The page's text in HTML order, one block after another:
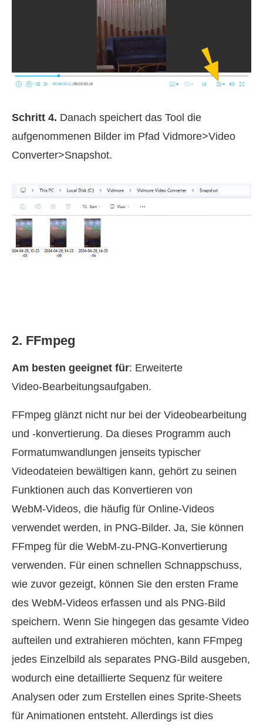
Schritt 4. Danach speichert das Tool die
aufgenommenen Bilder im Pfad Vidmore>Video
Converter>Snapshot.
2. FFmpeg
Am besten geeignet für: Erweiterte
Video‑Bearbeitungsaufgaben.
FFmpeg glänzt nicht nur bei der Videobearbeitung
und -konvertierung. Da dieses Programm auch
Formatumwandlungen jenseits typischer
Videodateien bewältigen kann, gehört zu seinen
Funktionen auch das Konvertieren von
WebM‑Videos, die häufig für Online‑Videos
verwendet werden, in PNG‑Bilder. Ja, Sie können
FFmpeg für die WebM‑zu‑PNG‑Konvertierung
verwenden. Für einen schnellen Schnappschuss,
wie zuvor gezeigt, können Sie den ersten Frame
des WebM‑Videos erfassen und als PNG‑Bild
speichern. Wenn Sie hingegen das gesamte Video
aufteilen und extrahieren möchten, kann FFmpeg
jedes Einzelbild als separates PNG‑Bild ausgeben,
wodurch eine detaillierte Sequenz für weitere
Analysen oder zum Erstellen eines Sprite‑Sheets
für Animationen entsteht. Allerdings ist dies